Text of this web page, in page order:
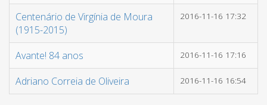
Centenário de Virgínia de Moura
(1915-2015)
2016-11-16 17:32
Avante! 84 anos 2016-11-16 17:16
Adriano Correia de Oliveira 2016-11-16 16:54